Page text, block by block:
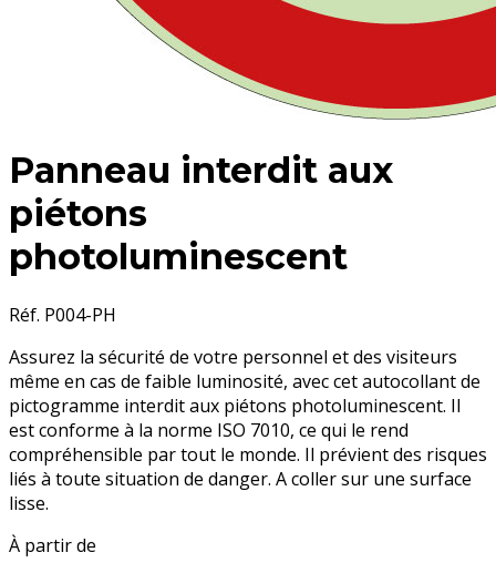
Panneau interdit aux
piétons
photoluminescent
Réf. P004-PH
Assurez la sécurité de votre personnel et des visiteurs
même en cas de faible luminosité, avec cet autocollant de
pictogramme interdit aux piétons photoluminescent. Il
est conforme à la norme ISO 7010, ce qui le rend
compréhensible par tout le monde. Il prévient des risques
liés à toute situation de danger. A coller sur une surface
lisse.
À partir de